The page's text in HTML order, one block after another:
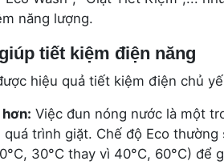
năng lượng.
tiết kiệm điện năng
hiệu quả tiết kiệm điện chủ
Việc đun nóng nước là một
trình giặt. Chế độ Eco
30°C thay vì 40°C, 60°C) để